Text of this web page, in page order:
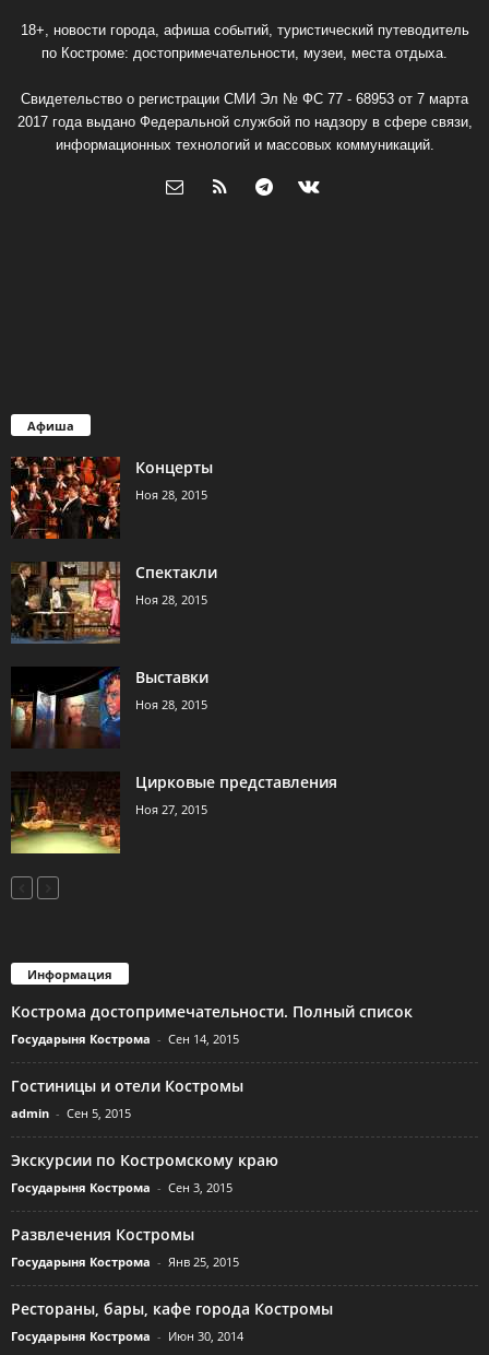
18+, новости города, афиша событий, туристический путеводитель
по Костроме: достопримечательности, музеи, места отдыха.
Свидетельство о регистрации СМИ Эл № ФС 77 - 68953 от 7 марта
2017 года выдано Федеральной службой по надзору в сфере связи,
информационных технологий и массовых коммуникаций.
Афиша
Концерты
Ноя 28, 2015
Спектакли
Ноя 28, 2015
Выставки
Ноя 28, 2015
Цирковые представления
Ноя 27, 2015
Информация
Кострома достопримечательности. Полный список
Государыня Кострома - Сен 14, 2015
Гостиницы и отели Костромы
admin - Сен 5, 2015
Экскурсии по Костромскому краю
Государыня Кострома - Сен 3, 2015
Развлечения Костромы
Государыня Кострома - Янв 25, 2015
Рестораны, бары, кафе города Костромы
Государыня Кострома - Июн 30, 2014